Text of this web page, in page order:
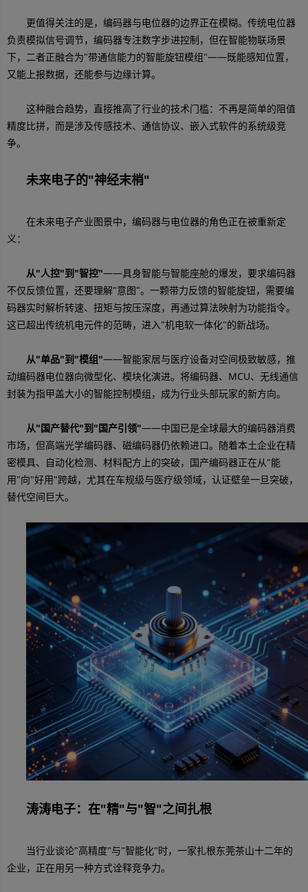
更值得关注的是，编码器与电位器的边界正在模糊。传统电位器
负责模拟信号调节，编码器专注数字步进控制，但在智能物联场景
下，二者正融合为"带通信能力的智能旋钮模组"——既能感知位置，
又能上报数据，还能参与边缘计算。
这种融合趋势，直接推高了行业的技术门槛：不再是简单的阻值
精度比拼，而是涉及传感技术、通信协议、嵌入式软件的系统级竞
争。
未来电子的"神经末梢"
在未来电子产业图景中，编码器与电位器的角色正在被重新定
义：
从"人控"到"智控"——具身智能与智能座舱的爆发，要求编码器
不仅反馈位置，还要理解"意图"。一颗带力反馈的智能旋钮，需要编
码器实时解析转速、扭矩与按压深度，再通过算法映射为功能指令。
这已超出传统机电元件的范畴，进入"机电软一体化"的新战场。
从"单品"到"模组"——智能家居与医疗设备对空间极致敏感，推
动编码器电位器向微型化、模块化演进。将编码器、MCU、无线通信
封装为指甲盖大小的智能控制模组，成为行业头部玩家的新方向。
从"国产替代"到"国产引领"——中国已是全球最大的编码器消费
市场，但高端光学编码器、磁编码器仍依赖进口。随着本土企业在精
密模具、自动化检测、材料配方上的突破，国产编码器正在从"能
用"向"好用"跨越，尤其在车规级与医疗级领域，认证壁垒一旦突破，
替代空间巨大。
涛涛电子：在"精"与"智"之间扎根
当行业谈论"高精度"与"智能化"时，一家扎根东莞茶山十二年的
企业，正在用另一种方式诠释竞争力。